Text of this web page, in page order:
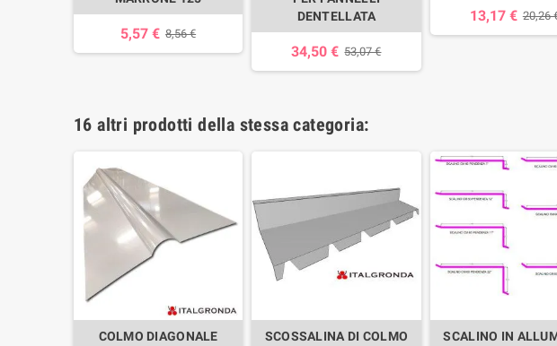
5,57 € 8,56 €
DENTELLATA
34,50 € 53,07 €
13,17 € 20,26
16 altri prodotti della stessa categoria:
COLMO DIAGONALE
SCOSSALINA DI COLMO
SCALINO IN